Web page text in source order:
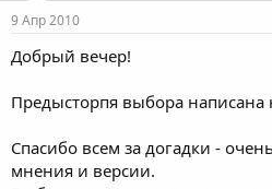
ы
9 Апр 2010
Добрый вечер!
Предысторпя выбора написана
Спасибо всем за догадки -
мнения и версии.